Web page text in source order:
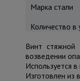
Марка стали
Количество в
Винт стяжной
возведении
Используется
Изготовлен из